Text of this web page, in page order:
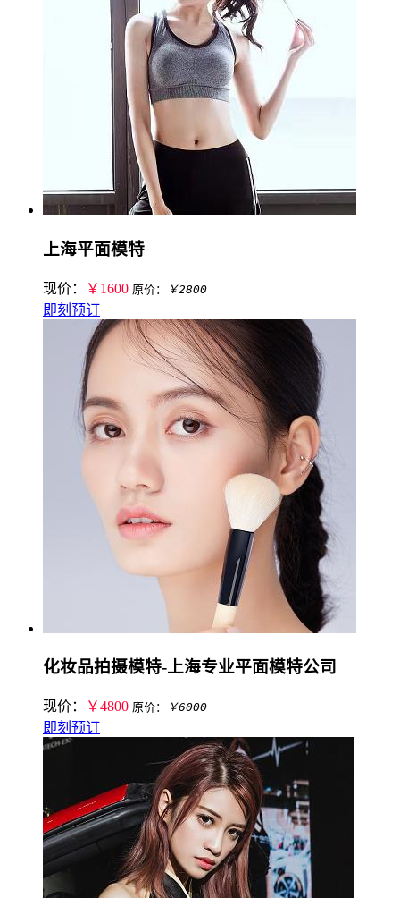
上海平面模特
现价： ￥1600 原价： ￥2800
即刻预订
化妆品拍摄模特-上海专业平面模特公司
现价： ￥4800 原价： ￥6000
即刻预订